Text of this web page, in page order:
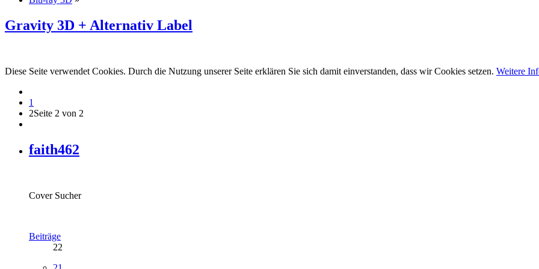
Gravity 3D + Alternativ Label
Diese Seite verwendet Cookies. Durch die Nutzung unserer Seite erklären Sie sich damit einverstanden, dass wir Cookies setzen. Weitere
1
2Seite 2 von 2
faith462
Cover Sucher
Beiträge
22